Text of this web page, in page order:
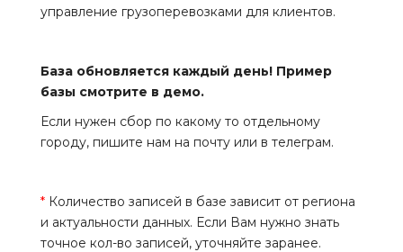
управление грузоперевозками для клиентов.
База обновляется каждый день! Пример
базы смотрите в демо.
Если нужен сбор по какому то отдельному
городу, пишите нам на почту или в телеграм.
* Количество записей в базе зависит от региона
и актуальности данных. Если Вам нужно знать
точное кол-во записей, уточняйте заранее.